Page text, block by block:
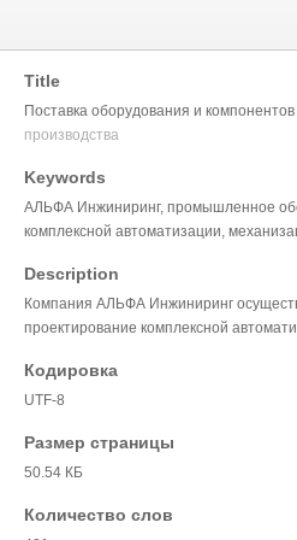
Title
Поставка оборудования и
производства
Keywords
АЛЬФА Инжиниринг, промышленное
комплексной автоматизации,
Description
Компания АЛЬФА Инжиниринг
проектирование комплексной
Кодировка
UTF-8
Размер страницы
50.54 КБ
Количество слов